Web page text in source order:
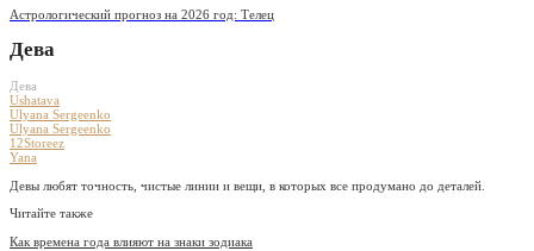
Астрологический прогноз на 2026 год: Телец
Дева
Дева
Ushatava
Ulyana Sergeenko
Ulyana Sergeenko
12Storeez
Yana
Девы любят точность, чистые линии и вещи, в которых все продумано до деталей.
Читайте также
Как времена года влияют на знаки зодиака